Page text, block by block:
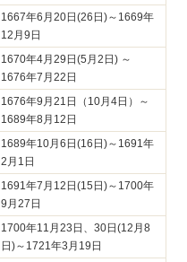
1667年6月20日(26日)～1669年
12月9日
1670年4月29日(5月2日) ～
1676年7月22日
1676年9月21日（10月4日）～
1689年8月12日
1689年10月6日(16日)～1691年
2月1日
1691年7月12日(15日)～1700年
9月27日
1700年11月23日、30日(12月8
日)～1721年3月19日